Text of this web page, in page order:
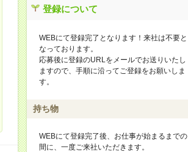
登録について
WEBにて登録完了となります！来社は不要と
なっております。
応募後に登録のURLをメールでお送りいたし
ますので、手順に沿ってご登録をお願いしま
す。
持ち物
WEBにて登録完了後、お仕事が始まるまでの
間に、一度ご来社いただきます。